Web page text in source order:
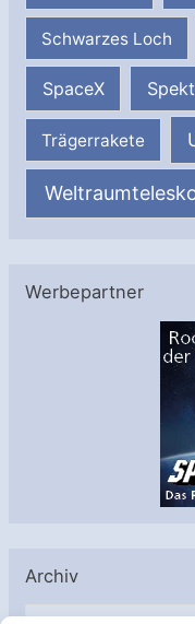
Schwarzes Loch
SpaceX
Trägerrakete
Werbepartner
Archiv
A